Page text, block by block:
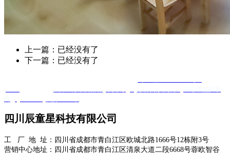
上一篇：已经没有了
下一篇：已经没有了
四川辰童星科技有限公司
工 厂 地 址：四川省成都市青白江区欧城北路1666号12栋附3号
营销中心地址：四川省成都市青白江区清泉大道二段6668号蓉欧智谷